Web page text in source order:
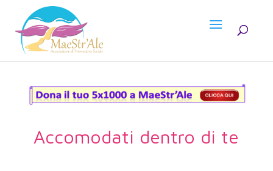
Accomodati dentro di te